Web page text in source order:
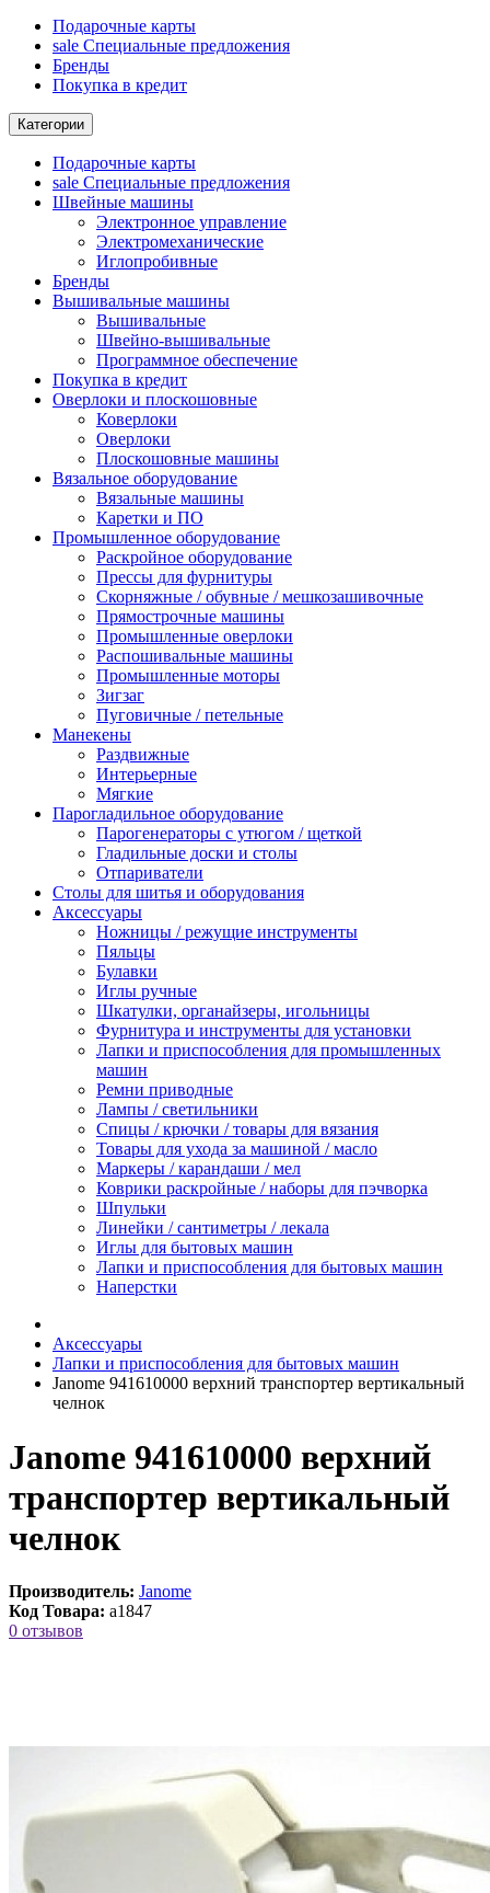
Подарочные карты
sale Специальные предложения
Бренды
Покупка в кредит
Категории
Подарочные карты
sale Специальные предложения
Швейные машины
Электронное управление
Электромеханические
Иглопробивные
Бренды
Вышивальные машины
Вышивальные
Швейно-вышивальные
Программное обеспечение
Покупка в кредит
Оверлоки и плоскошовные
Коверлоки
Оверлоки
Плоскошовные машины
Вязальное оборудование
Вязальные машины
Каретки и ПО
Промышленное оборудование
Раскройное оборудование
Прессы для фурнитуры
Скорняжные / обувные / мешкозашивочные
Прямострочные машины
Промышленные оверлоки
Распошивальные машины
Промышленные моторы
Зигзаг
Пуговичные / петельные
Манекены
Раздвижные
Интерьерные
Мягкие
Парогладильное оборудование
Парогенераторы с утюгом / щеткой
Гладильные доски и столы
Отпариватели
Столы для шитья и оборудования
Аксессуары
Ножницы / режущие инструменты
Пяльцы
Булавки
Иглы ручные
Шкатулки, органайзеры, игольницы
Фурнитура и инструменты для установки
Лапки и приспособления для промышленных
машин
Ремни приводные
Лампы / светильники
Спицы / крючки / товары для вязания
Товары для ухода за машиной / масло
Маркеры / карандаши / мел
Коврики раскройные / наборы для пэчворка
Шпульки
Линейки / сантиметры / лекала
Иглы для бытовых машин
Лапки и приспособления для бытовых машин
Наперстки
Аксессуары
Лапки и приспособления для бытовых машин
Janome 941610000 верхний транспортер вертикальный
челнок
Janome 941610000 верхний
транспортер вертикальный
челнок
Производитель: Janome
Код Товара: a1847
0 отзывов